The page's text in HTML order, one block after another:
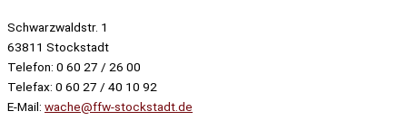
Schwarzwaldstr. 1
63811 Stockstadt
Telefon: 0 60 27 / 26 00
Telefax: 0 60 27 / 40 10 92
E-Mail: wache@ffw-stockstadt.de